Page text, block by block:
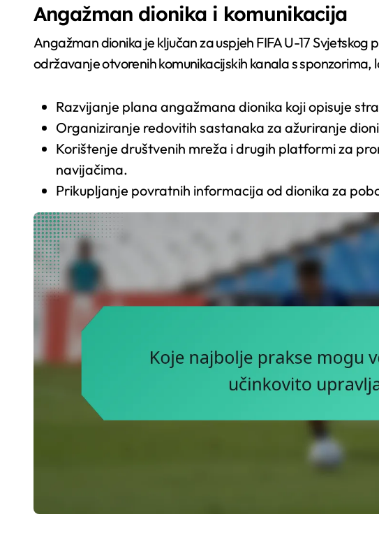
Angažman dionika i komunikacija
Angažman dionika je ključan za uspjeh FIFA U-17 Svjetskog
održavanje otvorenih komunikacijskih kanala s sponzorima,
Razvijanje plana angažmana dionika koji opisuje
Organiziranje redovitih sastanaka za ažuriranje
Korištenje društvenih mreža i drugih platformi za
navijačima.
Prikupljanje povratnih informacija od dionika za